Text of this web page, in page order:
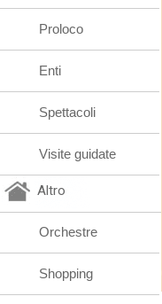
Proloco
Enti
Spettacoli
Visite guidate
Altro
Orchestre
Shopping